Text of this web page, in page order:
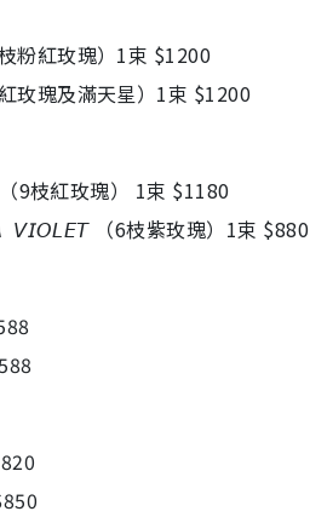
粉紅玫瑰）1束 $1200
玫瑰及滿天星）1束 $1200
枝紅玫瑰） 1束 $1180
（6枝紫玫瑰）1束 $880